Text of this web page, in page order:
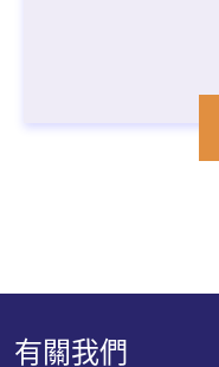
有關我們